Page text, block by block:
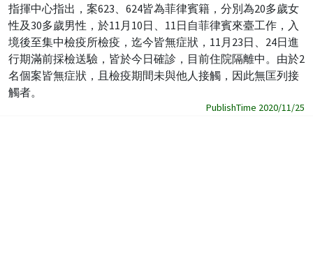
指揮中心指出，案623、624皆為菲律賓籍，分別為20多歲女
性及30多歲男性，於11月10日、11日自菲律賓來臺工作，入
境後至集中檢疫所檢疫，迄今皆無症狀，11月23日、24日進
行期滿前採檢送驗，皆於今日確診，目前住院隔離中。由於2
名個案皆無症狀，且檢疫期間未與他人接觸，因此無匡列接
觸者。
PublishTime 2020/11/25